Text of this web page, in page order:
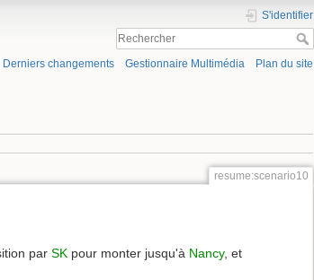
S'identifier
Derniers changements Gestionnaire Multimédia Plan du site
resume:scenario10
par SK pour monter jusqu'à Nancy, et